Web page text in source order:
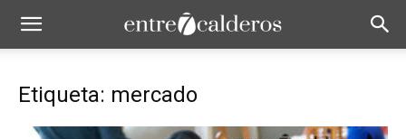
Etiqueta: mercado